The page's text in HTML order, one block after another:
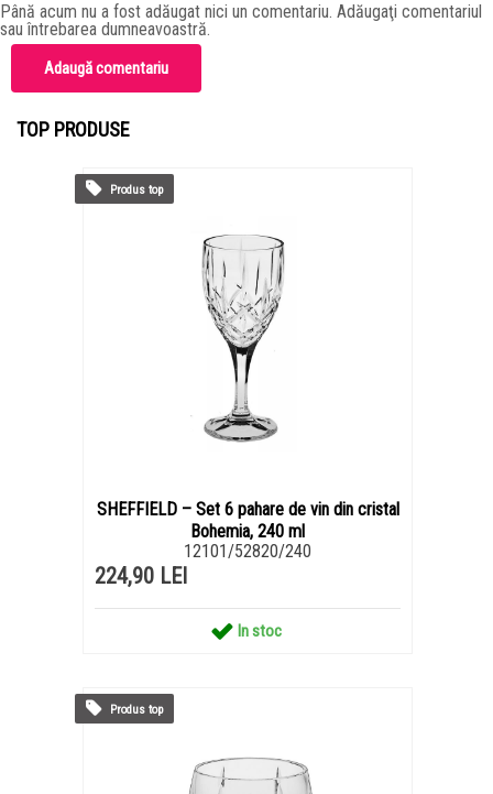
Până acum nu a fost adăugat nici un comentariu. Adăugaţi comentariul
sau întrebarea dumneavoastră.
Adaugă comentariu
TOP PRODUSE
SHEFFIELD – Set 6 pahare de vin din cristal
Bohemia, 240 ml
12101/52820/240
224,90 LEI
In stoc
Produs top
Produs top